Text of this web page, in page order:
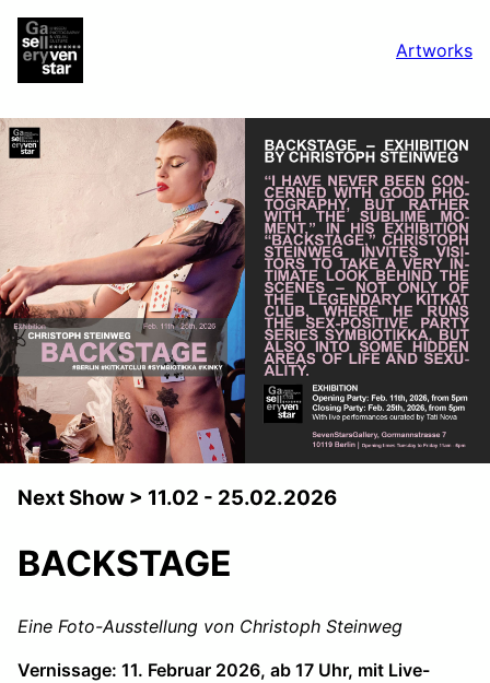
Artworks
Next Show > 11.02 - 25.02.2026
BACKSTAGE
Eine Foto-Ausstellung von Christoph Steinweg
Vernissage: 11. Februar 2026, ab 17 Uhr, mit Live-